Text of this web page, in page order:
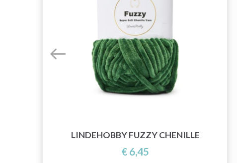
LINDEHOBBY FUZZY CHENILLE
€ 6,45